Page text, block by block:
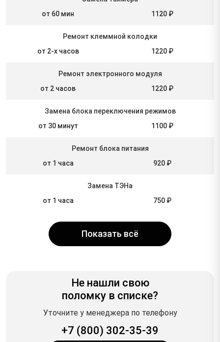
от 60 мин
1120 ₽
Ремонт клеммной колодки
от 2-х часов
1220 ₽
Ремонт электронного модуля
от 2 часов
1220 ₽
Замена блока переключения режимов
от 30 минут
1100 ₽
Ремонт блока питания
от 1 часа
920 ₽
Замена ТЭНа
от 1 часа
750 ₽
Показать всё
Не нашли свою
поломку в списке?
Уточните у менеджера по телефону
+7 (800) 302-35-39